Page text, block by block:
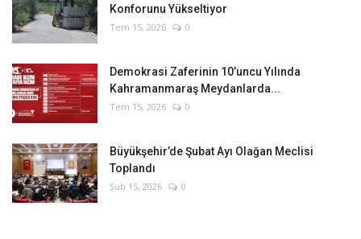
Konforunu Yükseltiyor
Tem 15, 2026 0
Demokrasi Zaferinin 10’uncu Yılında
Kahramanmaraş Meydanlarda...
Tem 15, 2026 0
Büyükşehir’de Şubat Ayı Olağan Meclisi
Toplandı
Şub 15, 2026 0